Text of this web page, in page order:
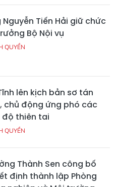
Nguyễn Tiến Hải giữ chức
Bộ Nội vụ
QUYỀN
lên kịch bản sơ tán
chủ động ứng phó các
độ thiên tai
QUYỀN
Thành Sen công bố
định thành lập Phòng